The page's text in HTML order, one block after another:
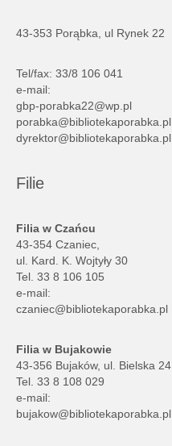
43-353 Porąbka, ul Rynek 22
Tel/fax: 33/8 106 041
e-mail:
gbp-porabka22@wp.pl
porabka@bibliotekaporabka.pl
dyrektor@bibliotekaporabka.pl
Filie
Filia w Czańcu
43-354 Czaniec,
ul. Kard. K. Wojtyły 30
Tel. 33 8 106 105
e-mail:
czaniec@bibliotekaporabka.pl
Filia w Bujakowie
43-356 Bujaków, ul. Bielska 24
Tel. 33 8 108 029
e-mail:
bujakow@bibliotekaporabka.pl